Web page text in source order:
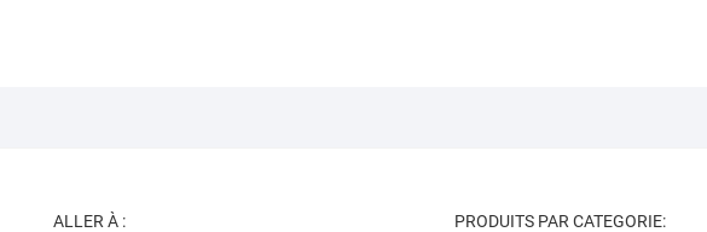
ALLER À : PRODUITS PAR CATEGORIE: